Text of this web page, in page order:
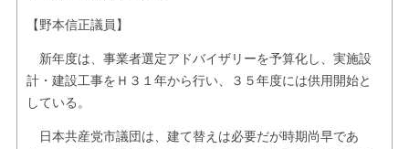
【野本信正議員】
新年度は、事業者選定アドバイザリーを予算化し、実施設
計・建設工事をＨ３１年から行い、３５年度には供用開始と
している。
日本共産党市議団は、建て替えは必要だが時期尚早であ